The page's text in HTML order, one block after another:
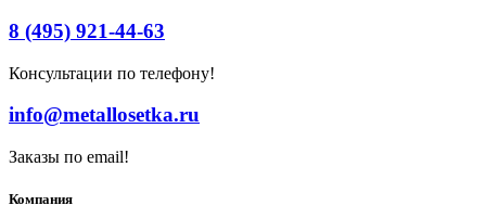
8 (495) 921-44-63
Консультации по телефону!
info@metallosetka.ru
Заказы по email!
Компания